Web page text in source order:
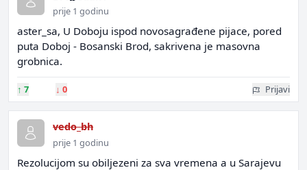
prije 1 godinu
aster_sa, U Doboju ispod novosagrađene pijace, pored
puta Doboj - Bosanski Brod, sakrivena je masovna
grobnica.
↑ 7 ↓ 0 Prijavi
vedo_bh
prije 1 godinu
Rezolucijom su obiljezeni za sva vremena a u Sarajevu